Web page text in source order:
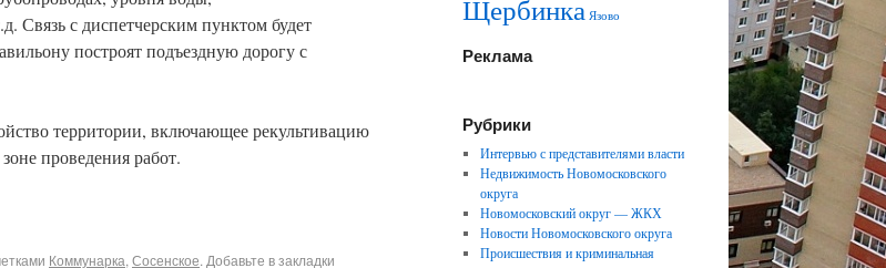
Связь с диспетчерским пунктом будет
построят подъездную дорогу с
территории, включающее рекультивацию
проведения работ.
Коммунарка, Сосенское. Добавьте в закладки
Щербинка Язово
Реклама
Рубрики
Интервью с представителями власти
Недвижимость Новомосковского
округа
Новомосковский округ — ЖКХ
Новости Новомосковского округа
Происшествия и криминальная